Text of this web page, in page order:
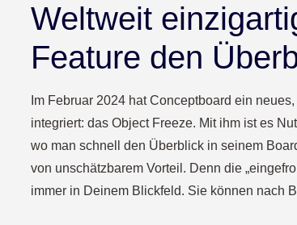
Weltweit
Feature den
Im Februar 2024 hat Conceptboard ein neues,
integriert: das Object Freeze. Mit ihm ist es
wo man schnell den Überblick in seinem
von unschätzbarem Vorteil. Denn die „
immer in Deinem Blickfeld. Sie können nach